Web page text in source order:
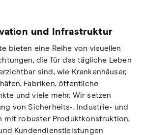
und Infrastruktur
bieten eine Reihe von visuellen
die für das tägliche Leben
sind, wie Krankenhäuser,
Fabriken, öffentliche
und viele mehr. Wir setzen
von Sicherheits-, Industrie- und
mit robuster Produktkonstruktion,
Kundendienstleistungen